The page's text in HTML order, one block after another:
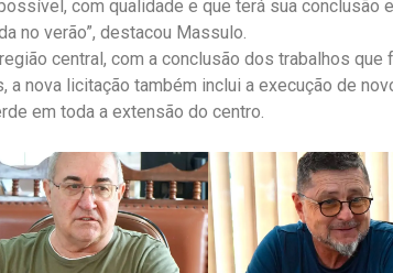
com qualidade e que terá sua conclusão
no verão”, destacou Massulo.
central, com a conclusão dos trabalhos que
nova licitação também inclui a execução de
em toda a extensão do centro.